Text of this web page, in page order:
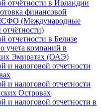
отчётности в Ирландии
финансовой
МСФО (Международные
отчетности в Белизе
учета компаний в
Эмиратах (ОАЭ)
и налоговой отчетности
и налоговой отчетности
Островах
и налоговой отчетности в